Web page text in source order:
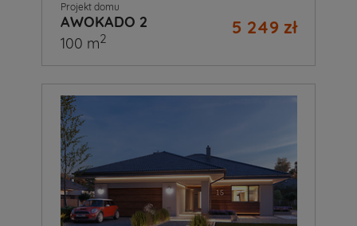
Projekt domu
AWOKADO 2 5 249 zł
100 m2